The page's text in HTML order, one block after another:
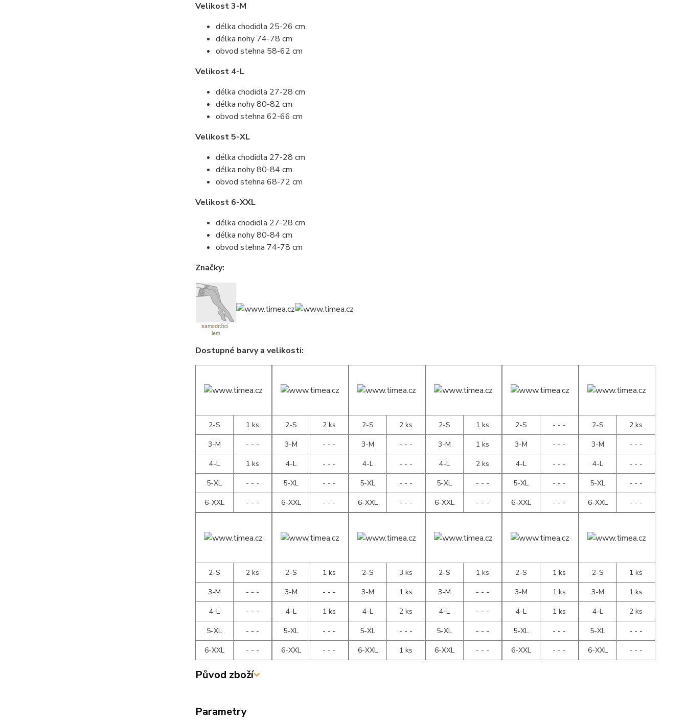
Velikost 3-M
délka chodidla 25-26 cm
délka nohy 74-78 cm
obvod stehna 58-62 cm
Velikost 4-L
délka chodidla 27-28 cm
délka nohy 80-82 cm
obvod stehna 62-66 cm
Velikost 5-XL
délka chodidla 27-28 cm
délka nohy 80-84 cm
obvod stehna 68-72 cm
Velikost 6-XXL
délka chodidla 27-28 cm
délka nohy 80-84 cm
obvod stehna 74-78 cm
Značky:
Dostupné barvy a velikosti:
2-S
1 ks
3-M
- - -
4-L
1 ks
5-XL
- - -
6-XXL
- - -
2-S
2 ks
3-M
- - -
4-L
- - -
5-XL
- - -
6-XXL
- - -
2-S
2 ks
3-M
- - -
4-L
- - -
5-XL
- - -
6-XXL
- - -
2-S
1 ks
3-M
1 ks
4-L
2 ks
5-XL
- - -
6-XXL
- - -
2-S
- - -
3-M
- - -
4-L
- - -
5-XL
- - -
6-XXL
- - -
2-S
2 ks
3-M
- - -
4-L
- - -
5-XL
- - -
6-XXL
- - -
2-S
2 ks
3-M
- - -
4-L
- - -
5-XL
- - -
6-XXL
- - -
2-S
1 ks
3-M
- - -
4-L
1 ks
5-XL
- - -
6-XXL
- - -
2-S
3 ks
3-M
1 ks
4-L
2 ks
5-XL
- - -
6-XXL
1 ks
2-S
1 ks
3-M
- - -
4-L
- - -
5-XL
- - -
6-XXL
- - -
2-S
1 ks
3-M
1 ks
4-L
1 ks
5-XL
- - -
6-XXL
- - -
2-S
1 ks
3-M
1 ks
4-L
2 ks
5-XL
- - -
6-XXL
- - -
Původ zboží
Parametry